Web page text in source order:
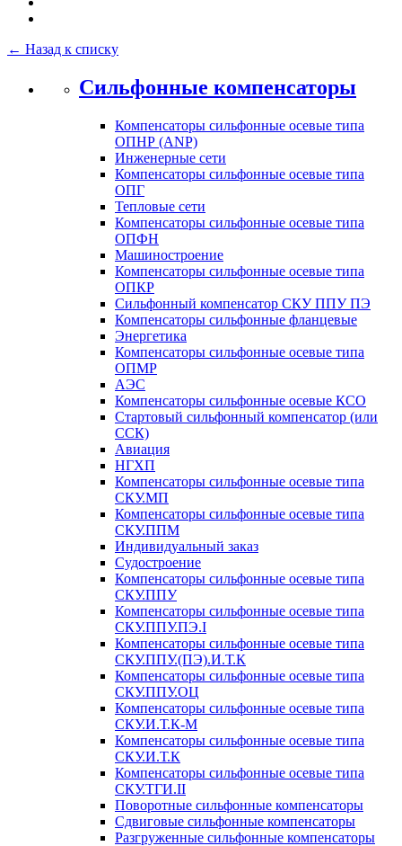
← Назад к списку
Сильфонные компенсаторы
Компенсаторы сильфонные осевые типа
ОПНР (ANР)
Инженерные сети
Компенсаторы сильфонные осевые типа
ОПГ
Тепловые сети
Компенсаторы сильфонные осевые типа
ОПФН
Машиностроение
Компенсаторы сильфонные осевые типа
ОПКР
Сильфонный компенсатор СКУ ППУ ПЭ
Компенсаторы сильфонные фланцевые
Энергетика
Компенсаторы сильфонные осевые типа
ОПМР
АЭС
Компенсаторы сильфонные осевые КСО
Стартовый сильфонный компенсатор (или
ССК)
Авиация
НГХП
Компенсаторы сильфонные осевые типа
СКУ.МП
Компенсаторы сильфонные осевые типа
СКУ.ППМ
Индивидуальный заказ
Судостроение
Компенсаторы сильфонные осевые типа
СКУ.ППУ
Компенсаторы сильфонные осевые типа
СКУ.ППУ.ПЭ.I
Компенсаторы сильфонные осевые типа
СКУ.ППУ.(ПЭ).И.Т.К
Компенсаторы сильфонные осевые типа
СКУ.ППУ.ОЦ
Компенсаторы сильфонные осевые типа
СКУ.И.Т.К-М
Компенсаторы сильфонные осевые типа
СКУ.И.Т.К
Компенсаторы сильфонные осевые типа
СКУ.ТГИ.II
Поворотные сильфонные компенсаторы
Сдвиговые сильфонные компенсаторы
Разгруженные сильфонные компенсаторы